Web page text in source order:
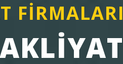
FİRMALARI